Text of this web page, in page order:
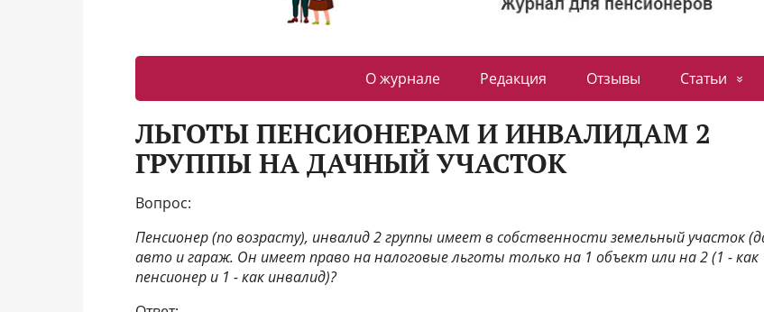
О журнале Редакция Отзывы Статьи
ЛЬГОТЫ ПЕНСИОНЕРАМ И ИНВАЛИДАМ 2
ГРУППЫ НА ДАЧНЫЙ УЧАСТОК
Вопрос:
Пенсионер (по возрасту), инвалид 2 группы имеет в собственности земельный участок
авто и гараж. Он имеет право на налоговые льготы только на 1 объект или на 2 (1 - как
пенсионер и 1 - как инвалид)?